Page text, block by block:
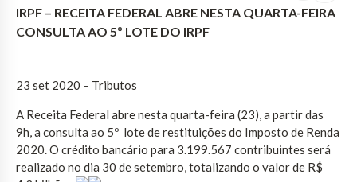
IRPF – RECEITA FEDERAL ABRE NESTA QUARTA-FEIRA
CONSULTA AO 5º LOTE DO IRPF
23 set 2020 – Tributos
A Receita Federal abre nesta quarta-feira (23), a partir das
9h, a consulta ao 5º lote de restituições do Imposto de Renda
2020. O crédito bancário para 3.199.567 contribuintes será
realizado no dia 30 de setembro, totalizando o valor de R$